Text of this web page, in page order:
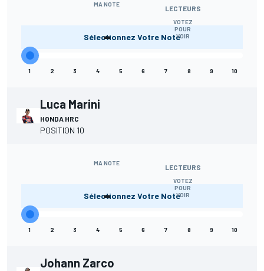
MA NOTE
-
LECTEURS
VOTEZ
POUR
VOIR
Sélectionnez Votre Note
1 2 3 4 5 6 7 8 9 10
Luca Marini
HONDA HRC
POSITION 10
MA NOTE
-
LECTEURS
VOTEZ
POUR
VOIR
Sélectionnez Votre Note
1 2 3 4 5 6 7 8 9 10
Johann Zarco